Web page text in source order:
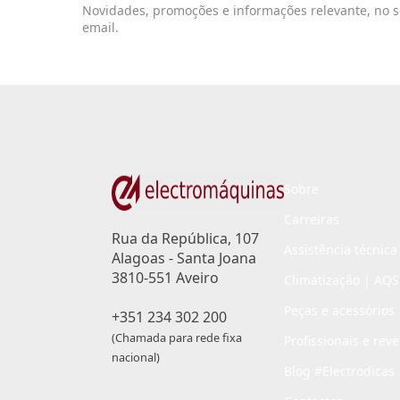
Novidades, promoções e informações relevante, no
email.
Rua da República, 107
Alagoas - Santa Joana
3810-551 Aveiro
+351 234 302 200
(Chamada para rede fixa
nacional)